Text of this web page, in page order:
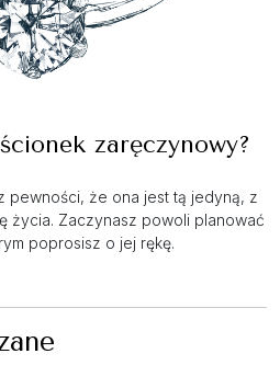
zaręczynowy?
pewności, że ona jest tą jedyną, z
życia. Zaczynasz powoli planować
poprosisz o jej rękę.